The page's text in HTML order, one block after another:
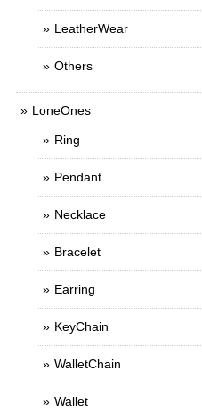
LeatherWear
Others
LoneOnes
Ring
Pendant
Necklace
Bracelet
Earring
KeyChain
WalletChain
Wallet